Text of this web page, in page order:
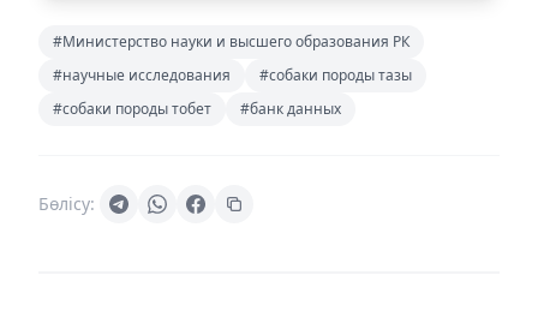
#Министерство науки и высшего образования РК
#научные исследования
#собаки породы тазы
#собаки породы тобет
#банк данных
Бөлісу: